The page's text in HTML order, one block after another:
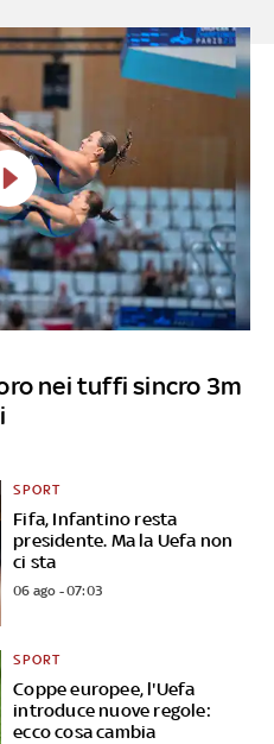
nei tuffi sincro 3m
Fifa, Infantino resta
presidente. Ma la Uefa non
ci sta
SPORT
06 ago - 07:03
Coppe europee, l'Uefa
introduce nuove regole:
ecco cosa cambia
SPORT